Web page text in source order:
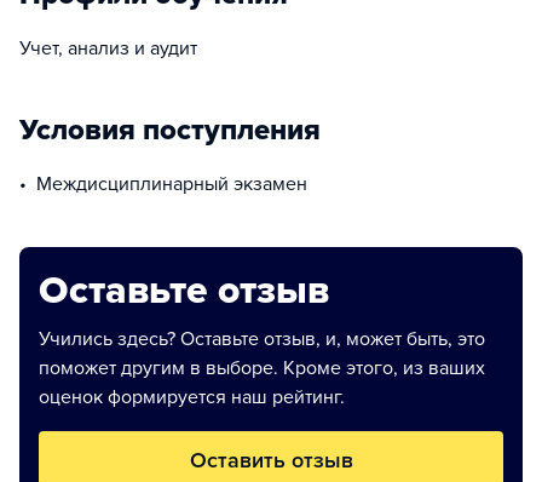
Учет, анализ и аудит
Условия поступления
Междисциплинарный экзамен
Оставьте отзыв
Учились здесь? Оставьте отзыв, и, может быть, это
поможет другим в выборе. Кроме этого, из ваших
оценок формируется наш рейтинг.
Оставить отзыв